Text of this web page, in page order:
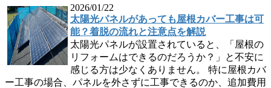
2026/01/22
太陽光パネルがあっても屋根カバー工事は可
能？着脱の流れと注意点を解説
太陽光パネルが設置されていると、「屋根の
リフォームはできるのだろうか？」と不安に
感じる方は少なくありません。 特に屋根カバ
ー工事の場合、パネルを外さずに工事できるのか、追加費用